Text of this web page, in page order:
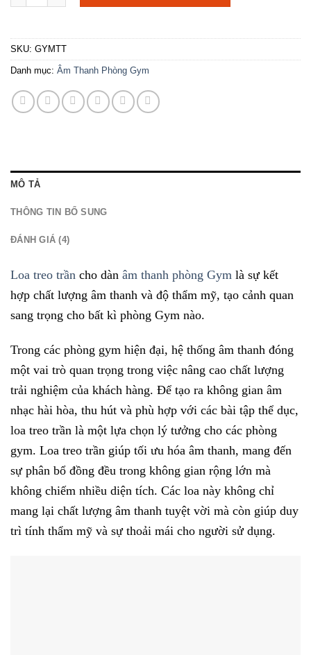
SKU: GYMTT
Danh mục: Âm Thanh Phòng Gym
MÔ TẢ
THÔNG TIN BỔ SUNG
ĐÁNH GIÁ (4)
Loa treo trần cho dàn âm thanh phòng Gym là sự kết
hợp chất lượng âm thanh và độ thẩm mỹ, tạo cảnh quan
sang trọng cho bất kì phòng Gym nào.
Trong các phòng gym hiện đại, hệ thống âm thanh đóng
một vai trò quan trọng trong việc nâng cao chất lượng
trải nghiệm của khách hàng. Để tạo ra không gian âm
nhạc hài hòa, thu hút và phù hợp với các bài tập thể dục,
loa treo trần là một lựa chọn lý tưởng cho các phòng
gym. Loa treo trần giúp tối ưu hóa âm thanh, mang đến
sự phân bổ đồng đều trong không gian rộng lớn mà
không chiếm nhiều diện tích. Các loa này không chỉ
mang lại chất lượng âm thanh tuyệt vời mà còn giúp duy
trì tính thẩm mỹ và sự thoải mái cho người sử dụng.